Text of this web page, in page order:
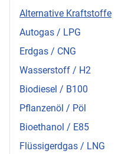
Alternative Kraftstoffe
Autogas / LPG
Erdgas / CNG
Wasserstoff / H2
Biodiesel / B100
Pflanzenöl / Pöl
Bioethanol / E85
Flüssigerdgas / LNG